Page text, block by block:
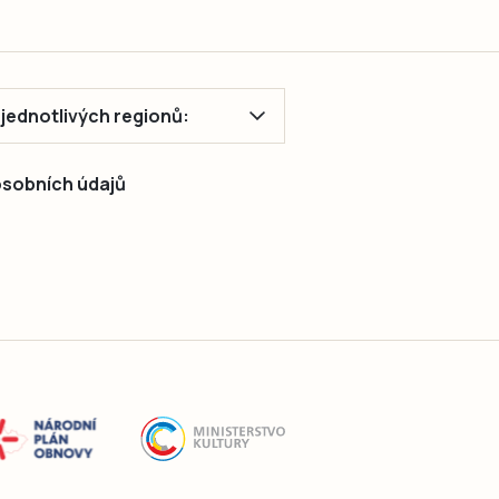
regionů:
údajů